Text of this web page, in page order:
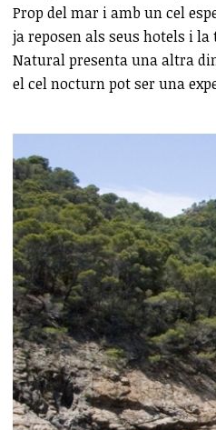
Prop del mar i amb un cel
ja reposen als seus hotels i
Natural presenta una altra
el cel nocturn pot ser una